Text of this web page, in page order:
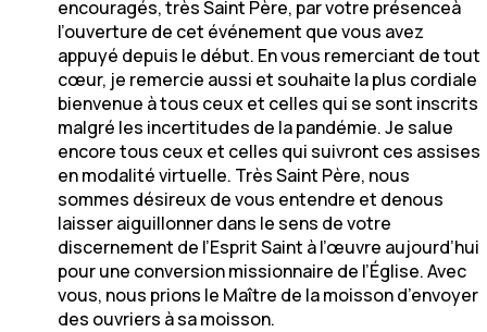
encouragés, très Saint Père, par votre présenceà
l’ouverture de cet événement que vous avez
appuyé depuis le début. En vous remerciant de tout
cœur, je remercie aussi et souhaite la plus cordiale
bienvenue à tous ceux et celles qui se sont inscrits
malgré les incertitudes de la pandémie. Je salue
encore tous ceux et celles qui suivront ces assises
en modalité virtuelle. Très Saint Père, nous
sommes désireux de vous entendre et denous
laisser aiguillonner dans le sens de votre
discernement de l’Esprit Saint à l’œuvre aujourd’hui
pour une conversion missionnaire de l’Église. Avec
vous, nous prions le Maître de la moisson d’envoyer
des ouvriers à sa moisson.